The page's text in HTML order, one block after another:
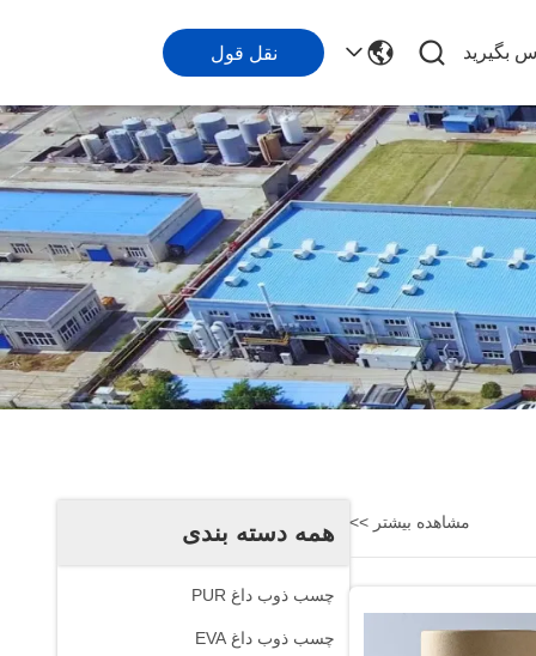
بگیرید نقل قول
همه دسته بندی
چسب ذوب داغ PUR
چسب ذوب داغ EVA
مشاهده بیشتر >>